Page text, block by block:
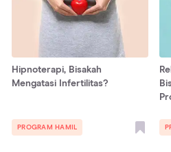
Hipnoterapi, Bisakah
Mengatasi Infertilitas?
PROGRAM HAMIL